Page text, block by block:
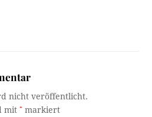
nicht veröffentlicht.
mit* markiert